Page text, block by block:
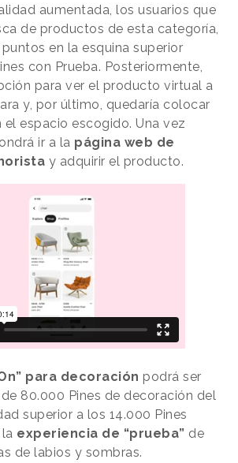
aumentada, los usuarios que
de productos de esta categoría,
en la esquina superior
con Prueba. Posteriormente,
para ver el producto virtual a
y, por último, quedaría colocar
espacio escogido. Una vez
ir a la página web de
y adquirir el producto.
para decoración podrá ser
80.000 Pines de decoración del
superior a los 14.000 Pines
experiencia de “prueba” de
de labios y sombras.